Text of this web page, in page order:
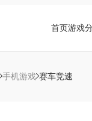
首页游戏
手机游戏 赛车竞速